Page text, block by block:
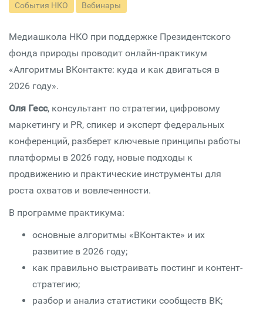
События НКО Вебинары
Медиашкола НКО при поддержке Президентского
фонда природы проводит онлайн-практикум
«Алгоритмы ВКонтакте: куда и как двигаться в
2026 году».
Оля Гесс, консультант по стратегии, цифровому
маркетингу и PR, спикер и эксперт федеральных
конференций, разберет ключевые принципы работы
платформы в 2026 году, новые подходы к
продвижению и практические инструменты для
роста охватов и вовлеченности.
В программе практикума:
основные алгоритмы «ВКонтакте» и их
развитие в 2026 году;
как правильно выстраивать постинг и контент-
стратегию;
разбор и анализ статистики сообществ ВК;